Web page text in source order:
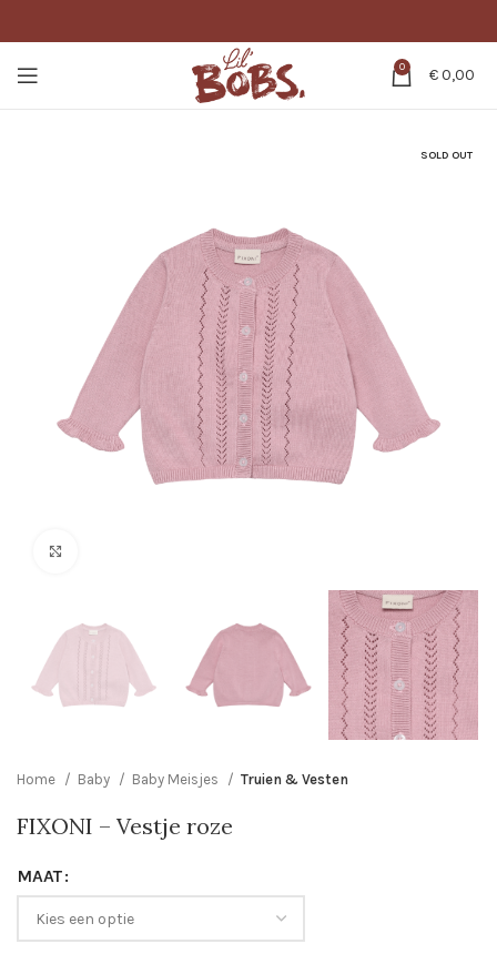
0 €0,00
SOLD OUT
Home Baby Baby Meisjes Truien & Vesten
FIXONI – Vestje roze
MAAT